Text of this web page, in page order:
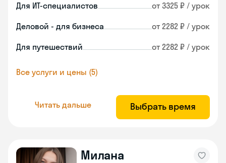
Для ИТ-специалистов от 3325 ₽ / урок
Деловой - для бизнеса от 2282 ₽ / урок
Для путешествий от 2282 ₽ / урок
Все услуги и цены (5)
Читать дальше Выбрать время
Милана